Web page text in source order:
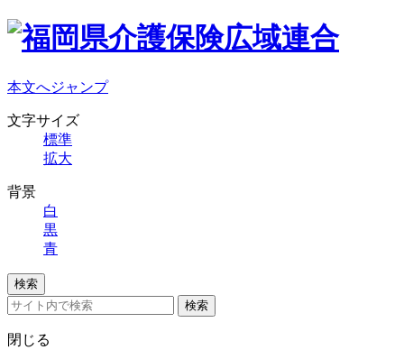
本文へジャンプ
文字サイズ
標準
拡大
背景
白
黒
青
検索
検索
閉じる